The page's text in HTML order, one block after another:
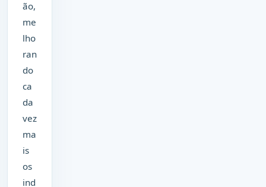
ão,
me
lho
ran
do
ca
da
vez
ma
is
os
ind